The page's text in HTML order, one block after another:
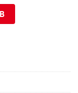
Voll-/Abblendlicht)